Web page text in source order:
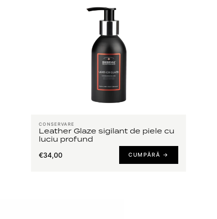
CONSERVARE
Leather Glaze sigilant de piele cu
luciu profund
€34,00 CUMPĂRĂ →